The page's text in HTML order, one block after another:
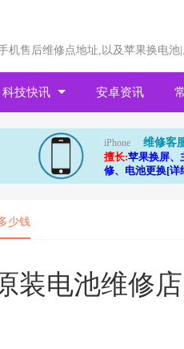
机售后维修点地址,以及苹果换电
科技快讯 安卓资讯
iPhone
维修客
擅长:苹果换屏、
修、电池更换[详
少钱
装电池维修